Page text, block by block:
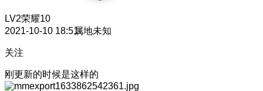
LV2荣耀10
2021-10-10 18:51属地未知
关注
刚更新的时候是这样的